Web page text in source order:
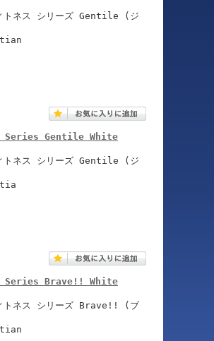
トネス シリーズ Gentile (ジ
Series Gentile White
トネス シリーズ Gentile (ジ
Series Brave!! White
トネス シリーズ Brave!! (ブ